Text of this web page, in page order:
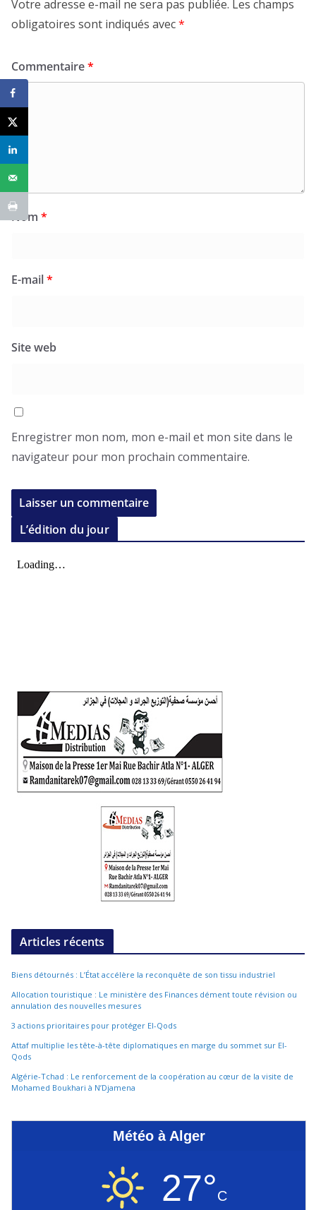
Votre adresse e-mail ne sera pas publiée. Les champs
obligatoires sont indiqués avec*
Commentaire*
Nom *
E-mail*
Site web
Enregistrer mon nom, mon e-mail et mon site dans le
navigateur pour mon prochain commentaire.
L’édition du jour
Articles récents
Biens détournés : L’État accélère la reconquête de son tissu industriel
Allocation touristique : Le ministère des Finances dément toute révision ou
annulation des nouvelles mesures
3 actions prioritaires pour protéger El-Qods
Attaf multiplie les tête-à-tête diplomatiques en marge du sommet sur El-
Qods
Algérie-Tchad : Le renforcement de la coopération au cœur de la visite de
Mohamed Boukhari à N’Djamena
Météo à Alger
27°C